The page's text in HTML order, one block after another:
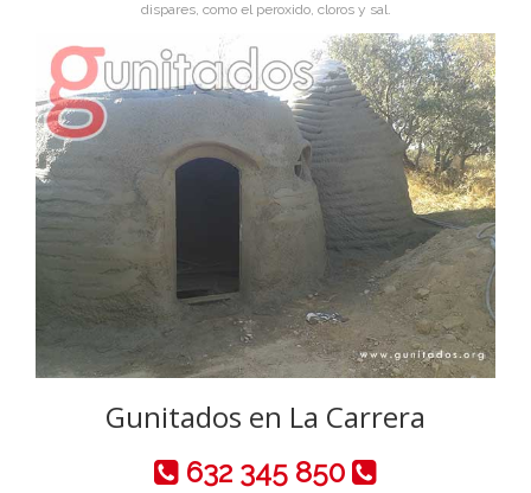
dispares, como el peroxido, cloros y sal.
Gunitados en La Carrera
632 345 850